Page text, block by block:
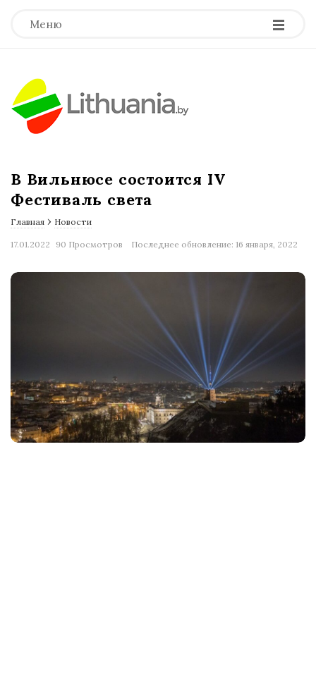
Меню -
-
-
В Вильнюсе состоится IV
Фестиваль света
Главная › Новости
17.01.2022 90 Просмотров Последнее обновление: 16 января, 2022